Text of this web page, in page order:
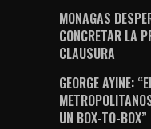
MONAGAS
CONCRETAR LA
CLAUSURA
GEORGE AYINE:
UN BOX-TO-BOX”